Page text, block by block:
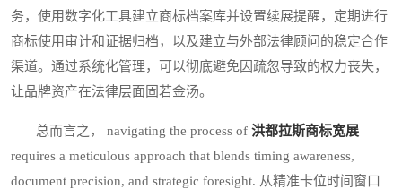
务，使用数字化工具建立商标档案库并设置续展提醒，定期进行
商标使用审计和证据归档，以及建立与外部法律顾问的稳定合作
渠道。通过系统化管理，可以彻底避免因疏忽导致的权力丧失，
让品牌资产在法律层面固若金汤。
总而言之， navigating the process of 洪都拉斯商标宽展
requires a meticulous approach that blends timing awareness,
document precision, and strategic foresight. 从精准卡位时间窗口